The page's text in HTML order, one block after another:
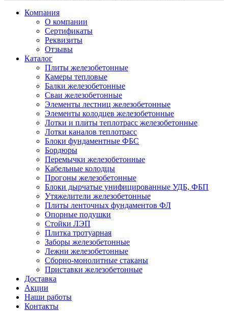
Компания
О компании
Сертификаты
Реквизиты
Отзывы
Каталог
Плиты железобетонные
Камеры тепловые
Балки железобетонные
Сваи железобетонные
Элементы лестниц железобетонные
Элементы колодцев железобетонные
Лотки и плиты теплотрасс железобетонные
Лотки каналов теплотрасс
Блоки фундаментные ФБС
Бордюры
Перемычки железобетонные
Кабельные колодцы
Прогоны железобетонные
Блоки дырчатые унифицированные УДБ, ФБП
Утяжелители железобетонные
Плиты ленточных фундаментов ФЛ
Опорные подушки
Стойки ЛЭП
Плитка тротуарная
Заборы железобетонные
Лежни железобетонные
Сборно-монолитные стаканы
Приставки железобетонные
Доставка
Акции
Наши работы
Контакты